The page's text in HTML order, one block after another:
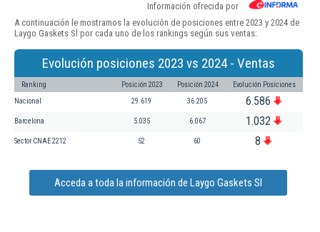
Información ofrecida por
A continuación le mostramos la evolución de posiciones entre 2023 y 2024 de
Laygo Gaskets Sl por cada uno de los rankings según sus ventas:
Evolución posiciones 2023 vs 2024 - Ventas
Ranking Posición 2023 Posición 2024 Evolución Posiciones
Nacional 29.619 36.205 6.586
Barcelona 5.035 6.067 1.032
Sector CNAE 2212 52 60 8
Acceda a toda la información de Laygo Gaskets Sl